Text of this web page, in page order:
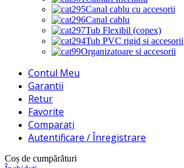
Canal cablu cu accesorii
Canal cablu
Tub Flexibil (copex)
Tub PVC rigid si accesorii
Organizatoare si accesorii
Contul Meu
Garantii
Retur
Favorite
Comparați
Autentificare / Înregistrare
Coș de cumpărături